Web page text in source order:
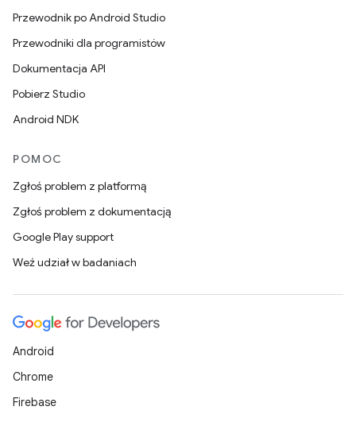
Przewodnik po Android Studio
Przewodniki dla programistów
Dokumentacja API
Pobierz Studio
Android NDK
POMOC
Zgłoś problem z platformą
Zgłoś problem z dokumentacją
Google Play support
Weź udział w badaniach
Android
Chrome
Firebase